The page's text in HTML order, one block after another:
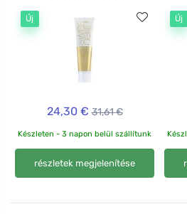
Új
24,30 € 31,61 €
Készleten - 3 napon belül szállítunk
részletek megjelenítése
Új